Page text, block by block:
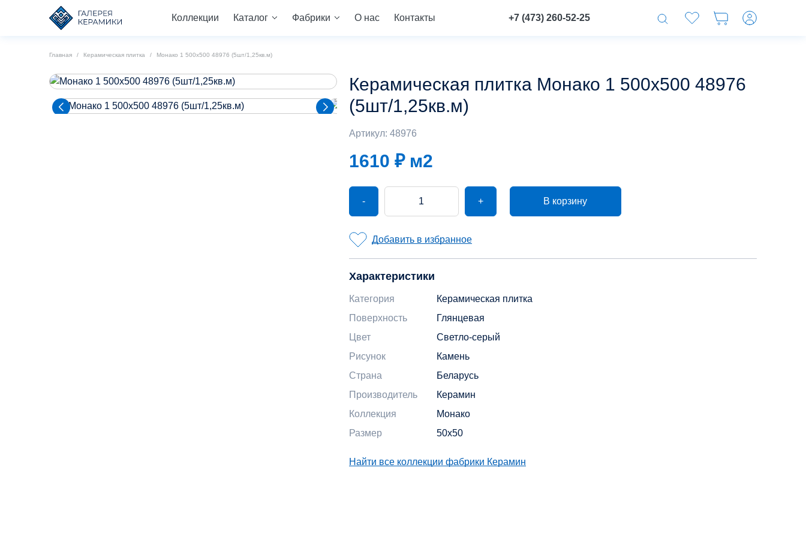
Коллекции Каталог Фабрики О нас Контакты +7 (473) 260-52-25
Главная Керамическая плитка Монако 1 500х500 48976 (5шт/1,25кв.м)
Керамическая плитка Монако 1 500х500 48976
(5шт/1,25кв.м)
Артикул: 48976
1610 ₽м2
- + В корзину
Добавить в избранное
Характеристики
Категория
Керамическая плитка
Поверхность
Глянцевая
Цвет
Светло-серый
Рисунок
Камень
Страна
Беларусь
Производитель
Керамин
Коллекция
Монако
Размер
50x50
Найти все коллекции фабрики Керамин